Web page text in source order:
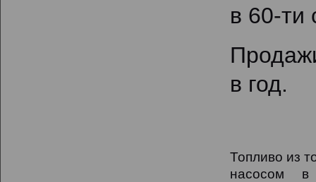
в 60-ти
в год.
Топливо из
насосом в